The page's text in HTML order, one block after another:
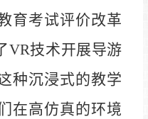
育考试评价改革
VR技术开展导游
种沉浸式的教学
在高仿真的环境